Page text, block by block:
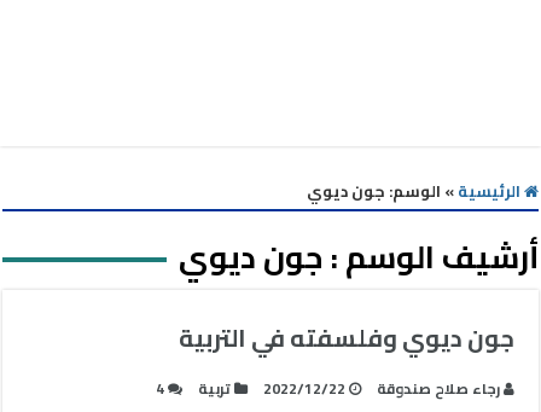
الرئيسية» الوسم: جون ديوي
أرشيف الوسم :جون ديوي
جون ديوي وفلسفته في التربية
رجاء صلاح صندوقة 2022/12/22 تربية 4